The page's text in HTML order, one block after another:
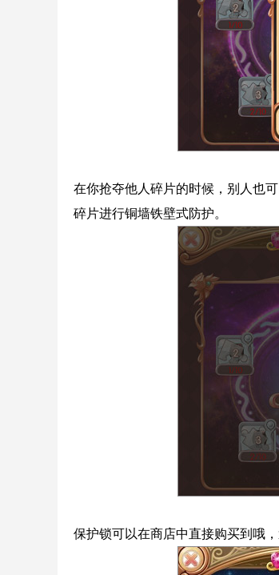
在你抢夺他人碎片的时候，别人也
碎片进行铜墙铁壁式防护。
保护锁可以在商店中直接购买到哦